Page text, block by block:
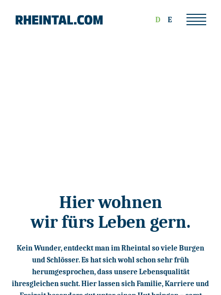
D E
Hier wohnen
wir fürs Leben gern.
Kein Wunder, entdeckt man im Rheintal so viele Burgen
und Schlösser. Es hat sich wohl schon sehr früh
herumgesprochen, dass unsere Lebensqualität
ihresgleichen sucht. Hier lassen sich Familie, Karriere und